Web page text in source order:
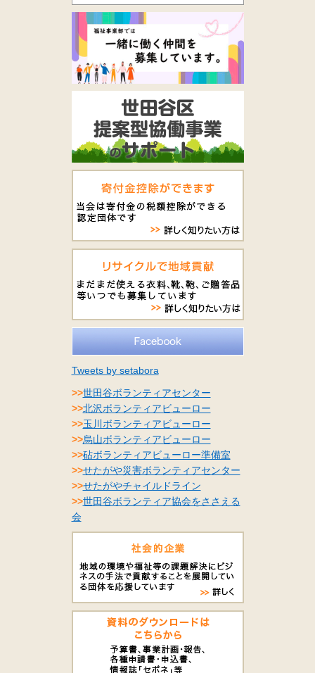
Tweets by setabora
>>世田谷ボランティアセンター
>>北沢ボランティアビューロー
>>玉川ボランティアビューロー
>>烏山ボランティアビューロー
>>砧ボランティアビューロー準備室
>>せたがや災害ボランティアセンター
>>せたがやチャイルドライン
>>世田谷ボランティア協会をささえる
会